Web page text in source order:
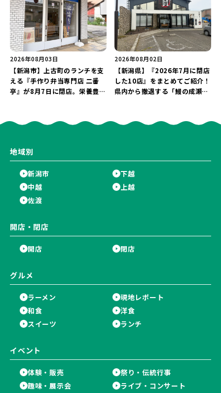
2026年08月03日
【新潟市】上古町のランチを支
える『手作り弁当専門店 二番
亭』が8月7日に閉店。栄養豊富
2026年08月02日
【新潟県】『2026年7月に閉店
した10店』をまとめてご紹介！
県内から撤退する「鰻の成瀬」
地域別
新潟市
下越
中越
上越
佐渡
開店・閉店
開店 閉店
グルメ
ラーメン
現地レポート
和食
洋食
スイーツ
ランチ
イベント
体験・販売
祭り・伝統行事
趣味・展示会
ライブ・コンサート